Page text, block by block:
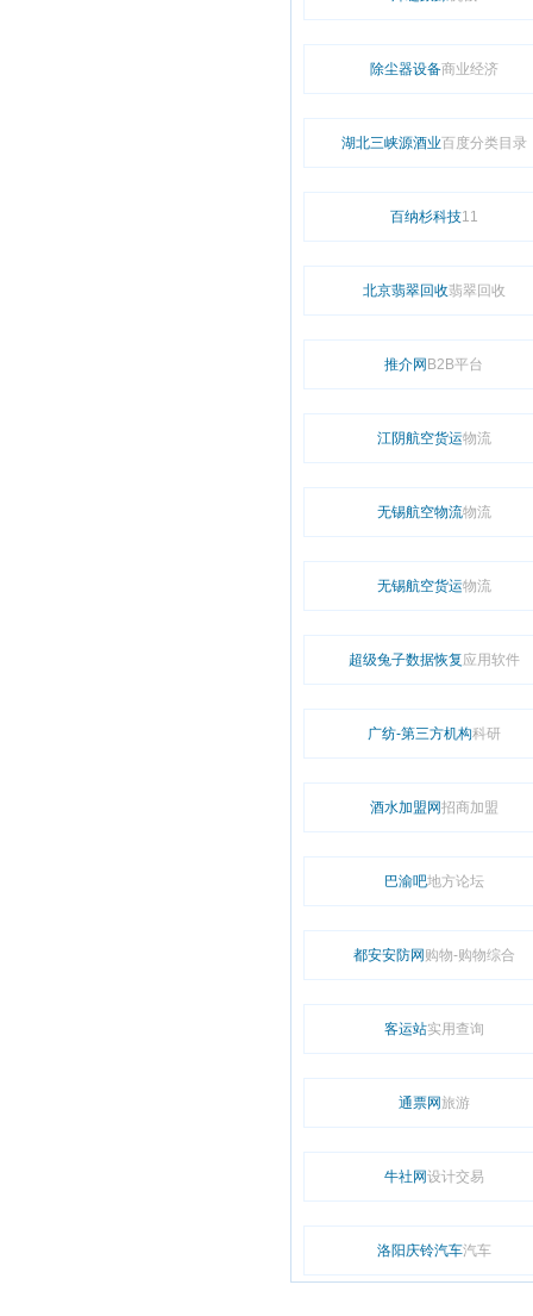
除尘器设备商业经济
湖北三峡源酒业百度分类目录
百纳杉科技11
北京翡翠回收翡翠回收
推介网 B2B平台
江阴航空货运物流
无锡航空物流物流
无锡航空货运物流
超级兔子数据恢复 应用软件
广纺-第三方机构科研
酒水加盟网招商加盟
巴渝吧地方论坛
都安安防网 购物-购物综合
客运站实用查询
通票网旅游
牛社网设计交易
洛阳庆铃汽车汽车